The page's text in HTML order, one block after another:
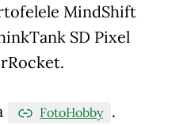
MindShift
SD Pixel
FotoHobby .